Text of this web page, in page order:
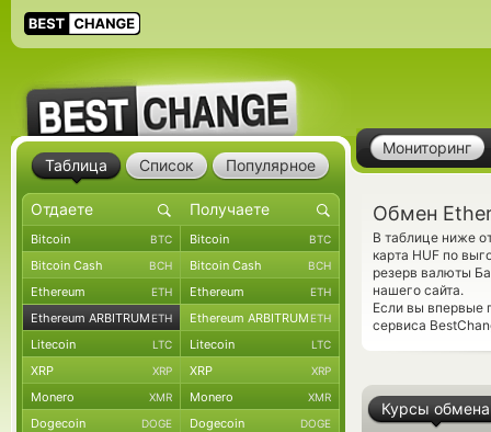
Мониторинг
Обмен
В таблице ниже
карта HUF по
резерв валюты
нашего сайта.
Если вы впервые
сервиса
Курсы обмена
Таблица Список Популярное
Bitcoin BTC Bitcoin BTC
Bitcoin Cash BCH Bitcoin Cash BCH
Ethereum ETH Ethereum ETH
Ethereum ARBITRUM ETH Ethereum ARBITRUM ETH
Litecoin LTC Litecoin LTC
XRP XRP XRP XRP
Monero XMR Monero XMR
Dogecoin DOGE Dogecoin DOGE